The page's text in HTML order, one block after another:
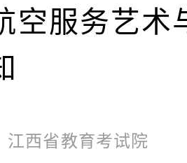
空服务艺术
江西省教育考试院